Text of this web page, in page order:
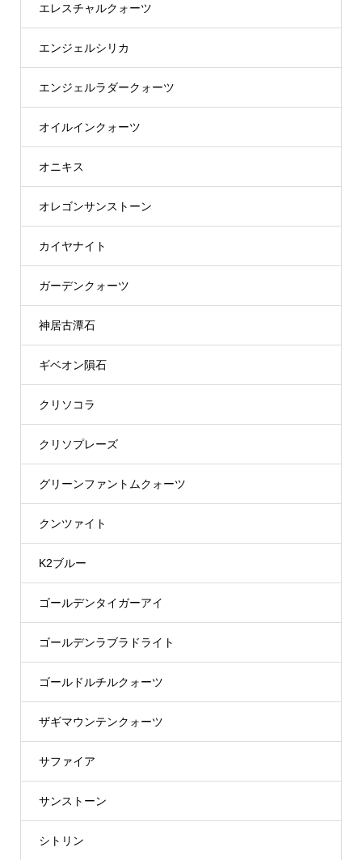
エレスチャルクォーツ
エンジェルシリカ
エンジェルラダークォーツ
オイルインクォーツ
オニキス
オレゴンサンストーン
カイヤナイト
ガーデンクォーツ
神居古潭石
ギベオン隕石
クリソコラ
クリソプレーズ
グリーンファントムクォーツ
クンツァイト
K2ブルー
ゴールデンタイガーアイ
ゴールデンラブラドライト
ゴールドルチルクォーツ
ザギマウンテンクォーツ
サファイア
サンストーン
シトリン